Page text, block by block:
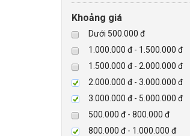
Checkpoint
Paradox-Canada
D-max
HIKVISON
Eguard
Khác
Rapiscan
Khoảng giá
Dưới 500.000 đ
1.000.000 đ - 1.500.000 đ
1.500.000 đ - 2.000.000 đ
2.000.000 đ - 3.000.000 đ
3.000.000 đ - 5.000.000 đ
500.000 đ - 800.000 đ
800.000 đ - 1.000.000 đ
LIÊN HỆ